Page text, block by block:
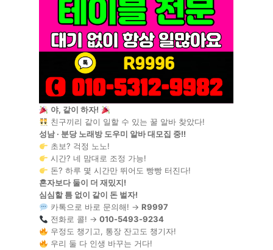
야, 같이 하자!
친구끼리 같이 일할 수 있는 꿀 알바 찾았다!
성남 · 분당 노래방 도우미 알바 대모집 중!!
초보? 걱정 노노!
시간? 네 맘대로 조정 가능!
돈? 하루 몇 시간만 뛰어도 빵빵 터진다!
혼자보다 둘이 더 재밌지!
심심할 틈 없이 같이 돈 벌자!
카톡으로 바로 문의해! →R9997
전화로 콜! →010-5493-9234
우정도 챙기고, 통장 잔고도 챙기자!
우리 둘 다 인생 바꾸는 거다!